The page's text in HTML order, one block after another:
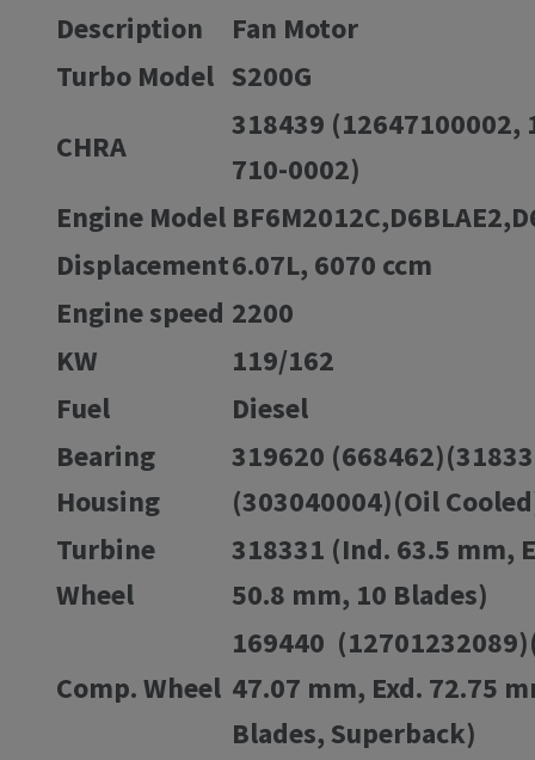
Description
Fan Motor
Turbo Model S200G
CHRA
318439 (12647100002,
710-0002)
Engine Model
Displacement6.07L, 6070 ccm
Engine speed 2200
KW
119/162
Fuel
Diesel
Bearing
Housing
319620
(303040004)(Oil
Turbine
Wheel
318331 (Ind. 63.5 mm,
50.8 mm, 10 Blades)
Comp. Wheel
169440
47.07 mm, Exd. 72.75
Blades, Superback)